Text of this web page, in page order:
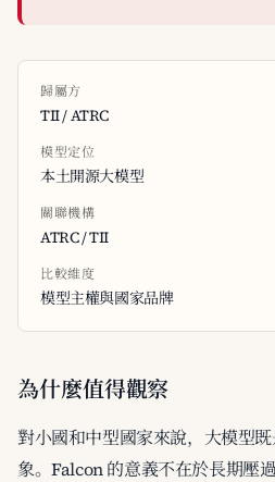
歸屬方
TII / ATRC
模型定位
本土開源大模型
關聯機構
ATRC / TII
比較維度
模型主權與國家品牌
為什麼值得觀察
對小國和中型國家來說，大模型
象。Falcon 的意義不在於長期壓